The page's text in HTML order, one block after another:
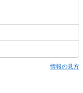
情報の見方